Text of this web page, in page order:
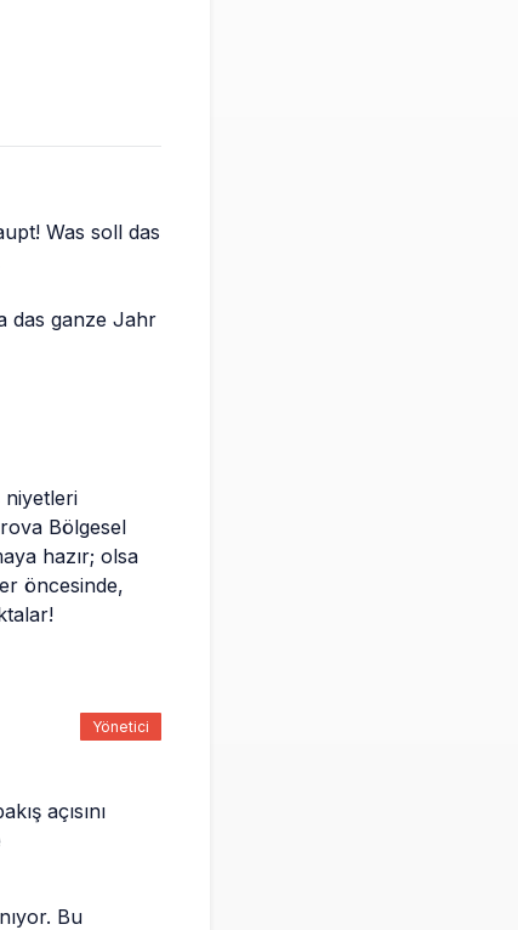
Was soll das
das ganze Jahr
niyetleri
Bölgesel
hazır; olsa
öncesinde,
Yönetici
açısını
Bu